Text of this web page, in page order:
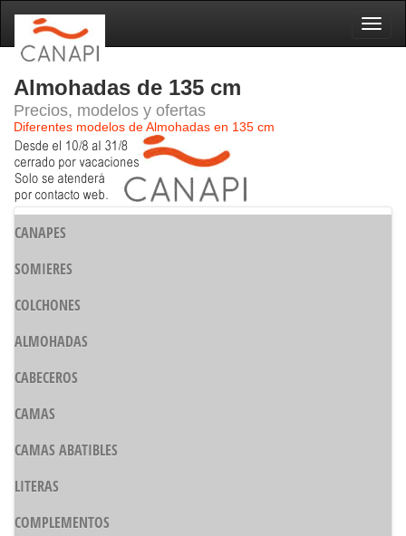
Almohadas de 135 cm
Precios, modelos y ofertas
Diferentes modelos de Almohadas en 135 cm
CANAPES
SOMIERES
COLCHONES
ALMOHADAS
CABECEROS
CAMAS
CAMAS ABATIBLES
LITERAS
COMPLEMENTOS